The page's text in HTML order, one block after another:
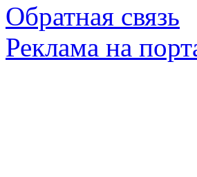
Обратная связь
Реклама на